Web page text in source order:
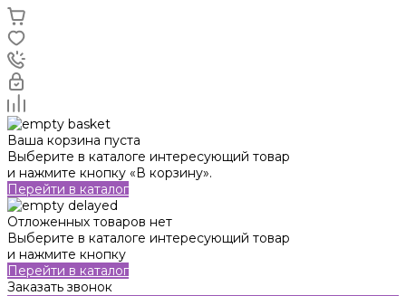
Ваша корзина пуста
Выберите в каталоге интересующий товар
и нажмите кнопку «В корзину».
Перейти в каталог
Отложенных товаров нет
Выберите в каталоге интересующий товар
и нажмите кнопку
Перейти в каталог
Заказать звонок